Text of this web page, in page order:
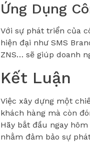
Ứng Dụng
Với sự phát triển của
hiện đại như SMS
ZNS… sẽ giúp doanh
Kết Luận
Việc xây dựng một
khách hàng mà còn
Hãy bắt đầu ngay
nhằm đảm bảo sự